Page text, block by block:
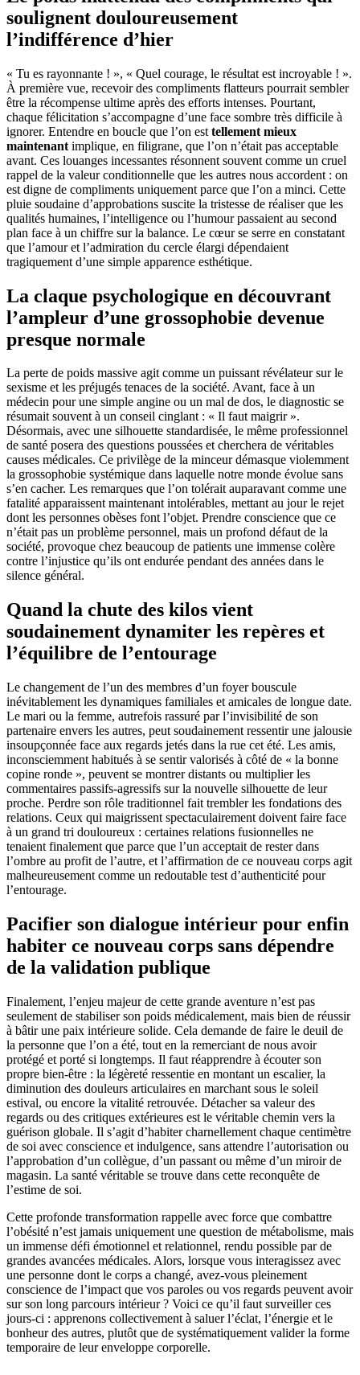
soulignent douloureusement
l’indifférence d’hier
« Tu es rayonnante ! », « Quel courage, le résultat est incroyable ! ».
À première vue, recevoir des compliments flatteurs pourrait sembler
être la récompense ultime après des efforts intenses. Pourtant,
chaque félicitation s’accompagne d’une face sombre très difficile à
ignorer. Entendre en boucle que l’on est tellement mieux
maintenant implique, en filigrane, que l’on n’était pas acceptable
avant. Ces louanges incessantes résonnent souvent comme un cruel
rappel de la valeur conditionnelle que les autres nous accordent : on
est digne de compliments uniquement parce que l’on a minci. Cette
pluie soudaine d’approbations suscite la tristesse de réaliser que les
qualités humaines, l’intelligence ou l’humour passaient au second
plan face à un chiffre sur la balance. Le cœur se serre en constatant
que l’amour et l’admiration du cercle élargi dépendaient
tragiquement d’une simple apparence esthétique.
La claque psychologique en découvrant
l’ampleur d’une grossophobie devenue
presque normale
La perte de poids massive agit comme un puissant révélateur sur le
sexisme et les préjugés tenaces de la société. Avant, face à un
médecin pour une simple angine ou un mal de dos, le diagnostic se
résumait souvent à un conseil cinglant : « Il faut maigrir ».
Désormais, avec une silhouette standardisée, le même professionnel
de santé posera des questions poussées et cherchera de véritables
causes médicales. Ce privilège de la minceur démasque violemment
la grossophobie systémique dans laquelle notre monde évolue sans
s’en cacher. Les remarques que l’on tolérait auparavant comme une
fatalité apparaissent maintenant intolérables, mettant au jour le rejet
dont les personnes obèses font l’objet. Prendre conscience que ce
n’était pas un problème personnel, mais un profond défaut de la
société, provoque chez beaucoup de patients une immense colère
contre l’injustice qu’ils ont endurée pendant des années dans le
silence général.
Quand la chute des kilos vient
soudainement dynamiter les repères et
l’équilibre de l’entourage
Le changement de l’un des membres d’un foyer bouscule
inévitablement les dynamiques familiales et amicales de longue date.
Le mari ou la femme, autrefois rassuré par l’invisibilité de son
partenaire envers les autres, peut soudainement ressentir une jalousie
insoupçonnée face aux regards jetés dans la rue cet été. Les amis,
inconsciemment habitués à se sentir valorisés à côté de « la bonne
copine ronde », peuvent se montrer distants ou multiplier les
commentaires passifs-agressifs sur la nouvelle silhouette de leur
proche. Perdre son rôle traditionnel fait trembler les fondations des
relations. Ceux qui maigrissent spectaculairement doivent faire face
à un grand tri douloureux : certaines relations fusionnelles ne
tenaient finalement que parce que l’un acceptait de rester dans
l’ombre au profit de l’autre, et l’affirmation de ce nouveau corps agit
malheureusement comme un redoutable test d’authenticité pour
l’entourage.
Pacifier son dialogue intérieur pour enfin
habiter ce nouveau corps sans dépendre
de la validation publique
Finalement, l’enjeu majeur de cette grande aventure n’est pas
seulement de stabiliser son poids médicalement, mais bien de réussir
à bâtir une paix intérieure solide. Cela demande de faire le deuil de
la personne que l’on a été, tout en la remerciant de nous avoir
protégé et porté si longtemps. Il faut réapprendre à écouter son
propre bien-être : la légèreté ressentie en montant un escalier, la
diminution des douleurs articulaires en marchant sous le soleil
estival, ou encore la vitalité retrouvée. Détacher sa valeur des
regards ou des critiques extérieures est le véritable chemin vers la
guérison globale. Il s’agit d’habiter charnellement chaque centimètre
de soi avec conscience et indulgence, sans attendre l’autorisation ou
l’approbation d’un collègue, d’un passant ou même d’un miroir de
magasin. La santé véritable se trouve dans cette reconquête de
l’estime de soi.
Cette profonde transformation rappelle avec force que combattre
l’obésité n’est jamais uniquement une question de métabolisme, mais
un immense défi émotionnel et relationnel, rendu possible par de
grandes avancées médicales. Alors, lorsque vous interagissez avec
une personne dont le corps a changé, avez-vous pleinement
conscience de l’impact que vos paroles ou vos regards peuvent avoir
sur son long parcours intérieur ? Voici ce qu’il faut surveiller ces
jours-ci : apprenons collectivement à saluer l’éclat, l’énergie et le
bonheur des autres, plutôt que de systématiquement valider la forme
temporaire de leur enveloppe corporelle.